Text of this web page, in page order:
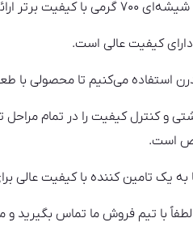
ارائه می‌دهیم.
کیفیت عالی است.
استفاده می‌کنیم تا محصولی با
و کنترل کیفیت را در تمام
است.
کننده با کیفیت عالی برای خرید عمده رب
با تیم فروش ما تماس بگیرید و